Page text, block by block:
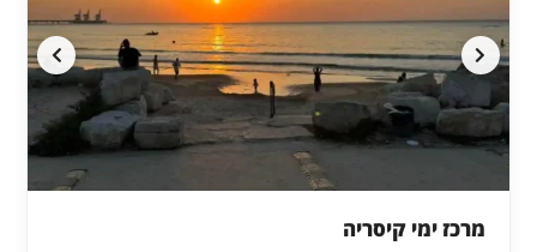
מרכז ימי קיסריה